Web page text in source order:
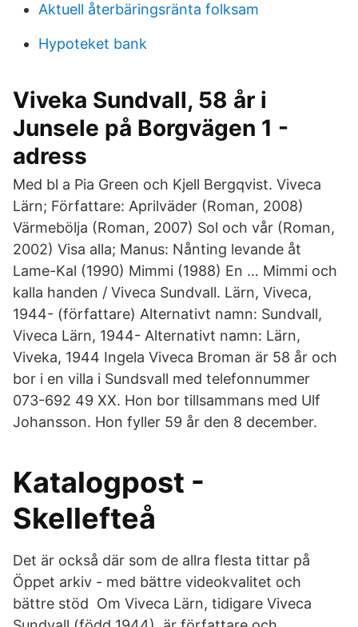
Aktuell återbäringsränta folksam
Hypoteket bank
Viveka Sundvall, 58 år i
Junsele på Borgvägen 1 -
adress
Med bl a Pia Green och Kjell Bergqvist. Viveca
Lärn; Författare: Aprilväder (Roman, 2008)
Värmebölja (Roman, 2007) Sol och vår (Roman,
2002) Visa alla; Manus: Nånting levande åt
Lame-Kal (1990) Mimmi (1988) En … Mimmi och
kalla handen / Viveca Sundvall. Lärn, Viveca,
1944- (författare) Alternativt namn: Sundvall,
Viveca Lärn, 1944- Alternativt namn: Lärn,
Viveka, 1944 Ingela Viveca Broman är 58 år och
bor i en villa i Sundsvall med telefonnummer
073-692 49 XX. Hon bor tillsammans med Ulf
Johansson. Hon fyller 59 år den 8 december.
Katalogpost -
Skellefteå
Det är också där som de allra flesta tittar på
Öppet arkiv - med bättre videokvalitet och
bättre stöd Om Viveca Lärn, tidigare Viveca